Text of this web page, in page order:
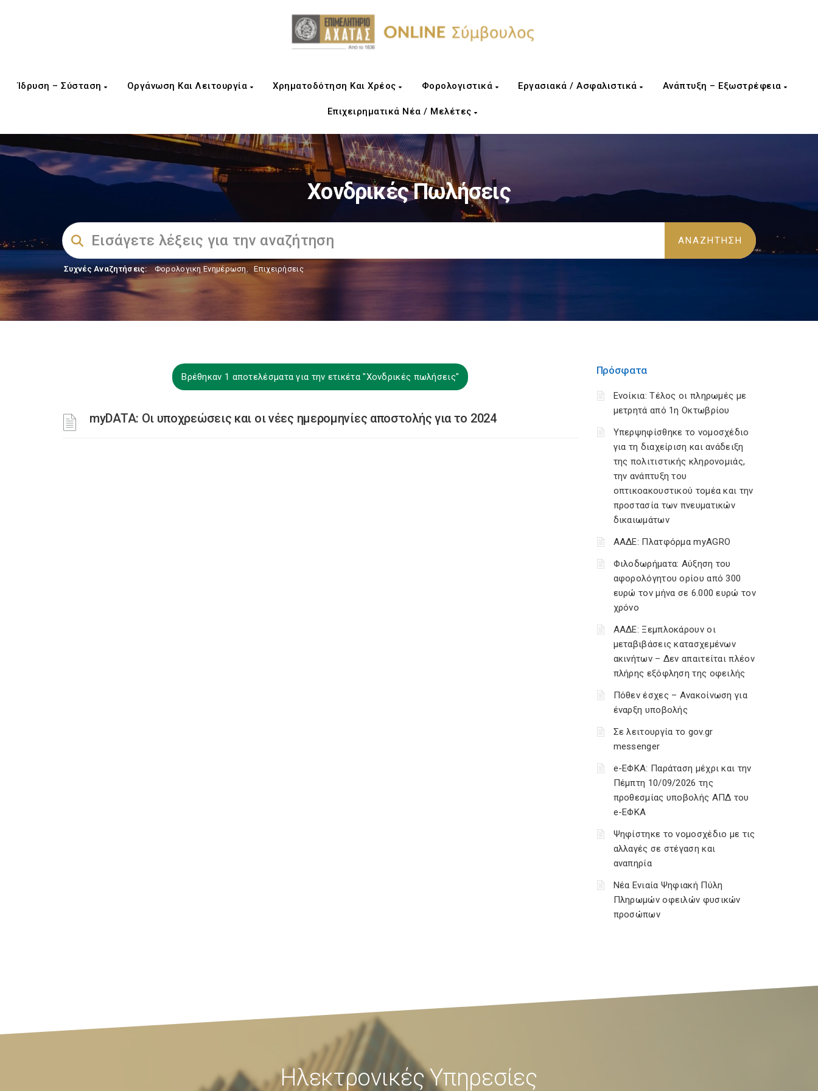
Ίδρυση – Σύσταση Οργάνωση Και Λειτουργία Χρηματοδότηση Και Χρέος Φορολογιστικά Εργασιακά / Ασφαλιστικά Ανάπτυξη – Εξωστρέφεια
Επιχειρηματικά Νέα / Μελέτες
Χονδρικές Πωλήσεις
Συχνές Αναζητήσεις: Φορολογικη Ενημέρωση, Επιχειρήσεις
Βρέθηκαν 1 αποτελέσματα για την ετικέτα "Χονδρικές πωλήσεις"
myDATA: Οι υποχρεώσεις και οι νέες ημερομηνίες αποστολής για το 2024
Πρόσφατα
Ενοίκια: Τέλος οι πληρωμές με
μετρητά από 1η Οκτωβρίου
Υπερψηφίσθηκε το νομοσχέδιο
για τη διαχείριση και ανάδειξη
της πολιτιστικής κληρονομιάς,
την ανάπτυξη του
οπτικοακουστικού τομέα και την
προστασία των πνευματικών
δικαιωμάτων
ΑΑΔΕ: Πλατφόρμα myAGRO
Φιλοδωρήματα: Αύξηση του
αφορολόγητου ορίου από 300
ευρώ τον μήνα σε 6.000 ευρώ τον
χρόνο
ΑΑΔΕ: Ξεμπλοκάρουν οι
μεταβιβάσεις κατασχεμένων
ακινήτων – Δεν απαιτείται πλέον
πλήρης εξόφληση της οφειλής
Πόθεν έσχες – Ανακοίνωση για
έναρξη υποβολής
Σε λειτουργία το gov.gr
messenger
e-ΕΦΚΑ: Παράταση μέχρι και την
Πέμπτη 10/09/2026 της
προθεσμίας υποβολής ΑΠΔ του
e-ΕΦΚΑ
Ψηφίστηκε το νομοσχέδιο με τις
αλλαγές σε στέγαση και
αναπηρία
Νέα Ενιαία Ψηφιακή Πύλη
Πληρωμών οφειλών φυσικών
προσώπων
Ηλεκτρονικές Υπηρεσίες